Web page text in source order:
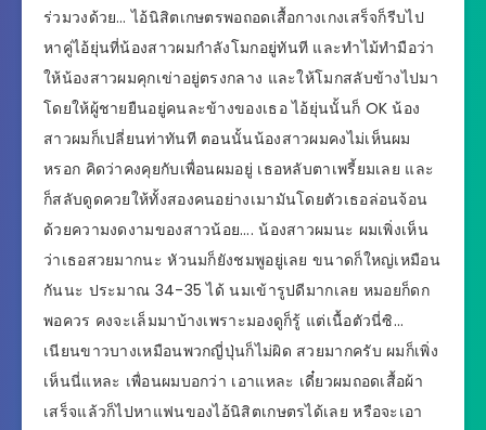
ร่วมวงด้วย… ไอ้นิสิตเกษตรพอถอดเสื้อกางเกงเสร็จก็รีบไป
หาคู่ไอ้ยุ่นที่น้องสาวผมกำลังโมกอยู่ทันที และทำไม้ทำมือว่า
ให้น้องสาวผมคุกเข่าอยู่ตรงกลาง และให้โมกสลับข้างไปมา
โดยให้ผู้ชายยืนอยู่คนละข้างของเธอ ไอ้ยุ่นนั้นก็ OK น้อง
สาวผมก็เปลี่ยนท่าทันที ตอนนั้นน้องสาวผมคงไม่เห็นผม
หรอก คิดว่าคงคุยกับเพื่อนผมอยู่ เธอหลับตาเพรี้ยมเลย และ
ก็สลับดูดควยให้ทั้งสองคนอย่างเมามันโดยตัวเธอล่อนจ้อน
ด้วยความงดงามของสาวน้อย…. น้องสาวผมนะ ผมเพิ่งเห็น
ว่าเธอสวยมากนะ หัวนมก็ยังชมพูอยู่เลย ขนาดก็ใหญ่เหมือน
กันนะ ประมาณ 34-35 ได้ นมเข้ารูปดีมากเลย หมอยก็ดก
พอควร คงจะเล็มมาบ้างเพราะมองดูก็รู้ แต่เนื้อตัวนี่ซิ…
เนียนขาวบางเหมือนพวกญี่ปุ่นก็ไม่ผิด สวยมากครับ ผมก็เพิ่ง
เห็นนี่แหละ เพื่อนผมบอกว่า เอาแหละ เดี๋ยวผมถอดเสื้อผ้า
เสร็จแล้วก็ไปหาแฟนของไอ้นิสิตเกษตรได้เลย หรือจะเอา